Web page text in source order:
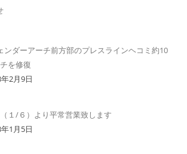
ンダーアーチ前方部のプレスラインヘコミ約10
を修復
2月9日
１/６）より平常営業致します
1月5日